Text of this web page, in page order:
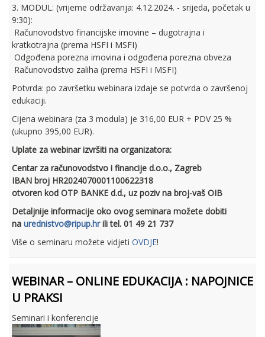
3. MODUL: (vrijeme održavanja: 4.12.2024. - srijeda, početak u
9:30):
 Računovodstvo financijske imovine – dugotrajna i
kratkotrajna (prema HSFI i MSFI)
 Odgođena porezna imovina i odgođena porezna obveza
 Računovodstvo zaliha (prema HSFI i MSFI)
Potvrda: po završetku webinara izdaje se potvrda o završenoj
edukaciji.
Cijena webinara (za 3 modula) je 316,00 EUR + PDV 25 %
(ukupno 395,00 EUR).
Uplate za webinar izvršiti na organizatora:
Centar za računovodstvo i financije d.o.o., Zagreb
IBAN broj HR2024070001100622318
otvoren kod OTP BANKE d.d., uz poziv na broj-vaš OIB
Detaljnije informacije oko ovog seminara možete dobiti
na urednistvo@ripup.hrili tel. 01 49 21 737
Više o seminaru možete vidjeti OVDJE!
WEBINAR – ONLINE EDUKACIJA : NAPOJNICE
U PRAKSI
Seminari i konferencije